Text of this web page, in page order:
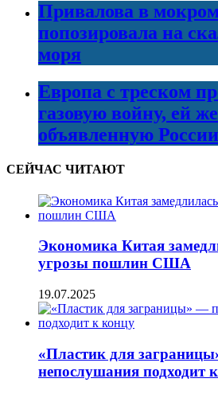
Привалова в
попозировала на
моря
Европа с треском
газовую войну, ей
объявленную России
СЕЙЧАС ЧИТАЮТ
Экономика Китая
угрозы пошлин США
19.07.2025
«Пластик для
непослушания подходит